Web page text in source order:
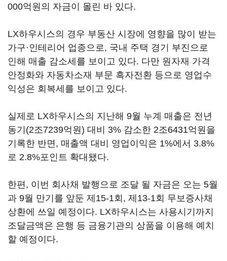
000억원의 자금이 몰린 바 있다.
LX하우시스의 경우 부동산 시장에 영향을 많이 받는
가구·인테리어 업종으로, 국내 주택 경기 부진으로
인해 매출 감소세를 보이고 있다. 다만 원자재 가격
안정화와 자동차소재 부문 흑자전환 등으로 영업수
익성은 회복세를 보이고 있다.
실제로 LX하우시스의 지난해 9월 누계 매출은 전년
동기(2조7239억원) 대비 3% 감소한 2조6431억원을
기록한 반면, 매출액 대비 영업이익은 1%에서 3.8%
로 2.8%포인트 확대됐다.
한편, 이번 회사채 발행으로 조달 될 자금은 오는 5월
과 9월 만기를 앞둔 제15-1회, 제13-1회 무보증사채
상환에 쓰일 예정이다. LX하우시스는 사용시기까지
조달금액은 은행 등 금융기관의 상품을 이용해 예치
할 예정이다.